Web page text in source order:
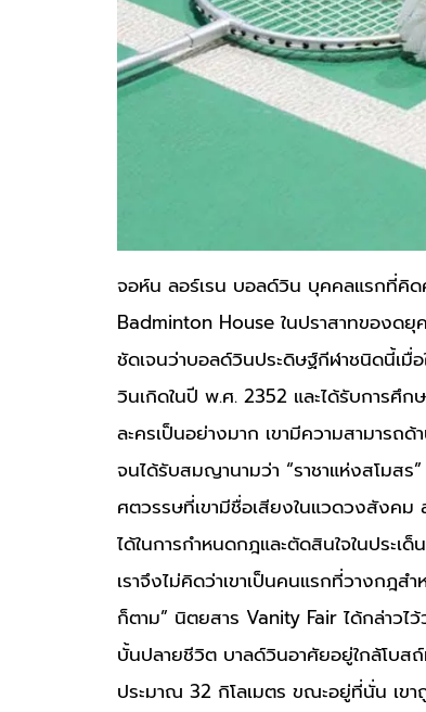
จอห์น ลอร์เรน บอลด์วิน บุคคลแรกที่คิ
Badminton House ในปราสาทของดยุ
ชัดเจนว่าบอลด์วินประดิษฐ์กีฬาชนิดนี้เ
วินเกิดในปี พ.ศ. 2352 และได้รับการศึก
ละครเป็นอย่างมาก เขามีความสามารถ
จนได้รับสมญานามว่า “ราชาแห่งสโมสร
ศตวรรษที่เขามีชื่อเสียงในแวดวงสังคม
ได้ในการกำหนดกฎและตัดสินใจในประ
เราจึงไม่คิดว่าเขาเป็นคนแรกที่วางกฎ
ก็ตาม” นิตยสาร Vanity Fair ได้กล่าว
บั้นปลายชีวิต บาลด์วินอาศัยอยู่ใกล้โบส
ประมาณ 32 กิโลเมตร ขณะอยู่ที่นั่น เขา